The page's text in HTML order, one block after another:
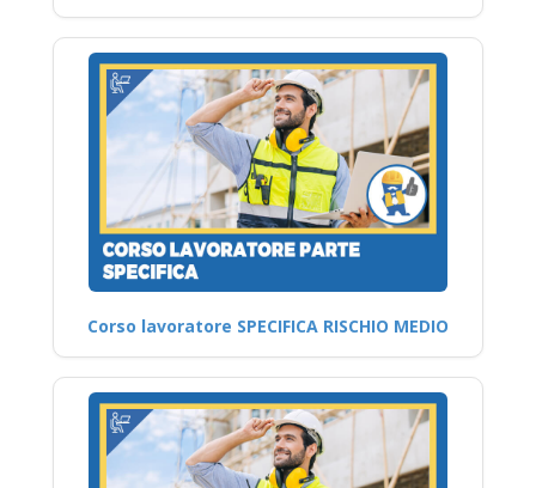
Corso lavoratore SPECIFICA RISCHIO MEDIO